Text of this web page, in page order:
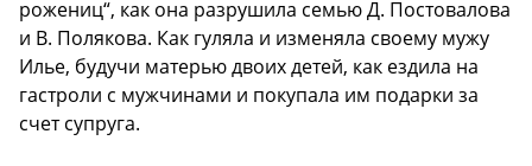
рожениц“, как она разрушила семью Д. Постовалова
и В. Полякова. Как гуляла и изменяла своему мужу
Илье, будучи матерью двоих детей, как ездила на
гастроли с мужчинами и покупала им подарки за
счет супруга.